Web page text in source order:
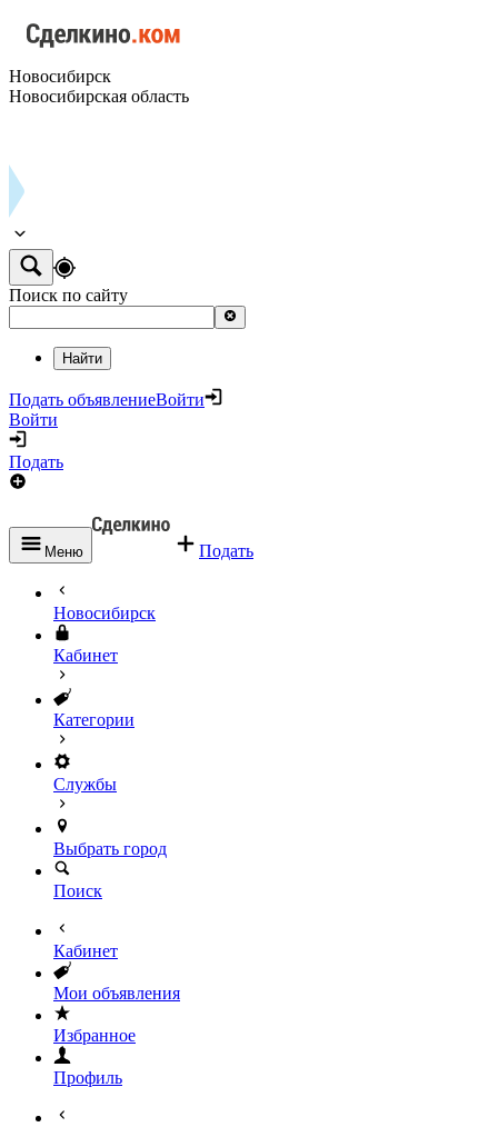
Новосибирск
Новосибирская область
Поиск по сайту
Найти
Подать объявлениеВойти
Войти
Подать
Меню Подать
Новосибирск
Кабинет
Категории
Службы
Выбрать город
Поиск
Кабинет
Мои объявления
Избранное
Профиль